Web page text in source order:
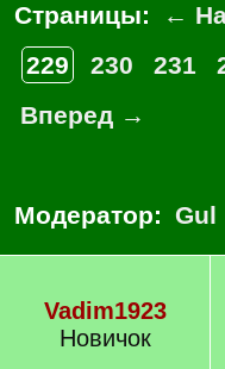
Страницы: ←
229
230 231
Вперед →
Модератор: Gul
Vadim1923
Новичок